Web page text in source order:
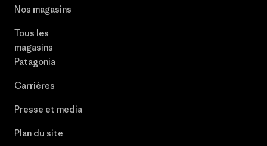
Nos magasins
Tous les
magasins
Patagonia
Carrières
Presse et media
Plan du site